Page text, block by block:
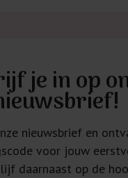
je in op
nieuwsbrief en
voor jouw
daarnaast op de